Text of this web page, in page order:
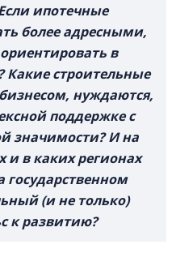
ипотечные
более адресными,
в
Какие строительные
нуждаются,
поддержке с
значимости? И на
и в каких регионах
государственном
(и не только)
к развитию?